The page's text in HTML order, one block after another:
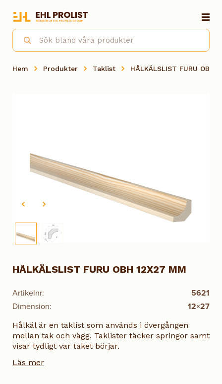
Hem Produkter Taklist HÅLKÄLSLIST FURU OBH
Artikelnr:
5621
Dimension:
12×27
HÅLKÄLSLIST FURU OBH 12X27 MM
Hålkäl är en taklist som används i övergången
mellan tak och vägg. Taklister täcker springor samt
visar tydligt var taket börjar.
Läs mer